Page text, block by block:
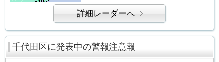
詳細レーダーへ
千代田区に発表中の警報注意報